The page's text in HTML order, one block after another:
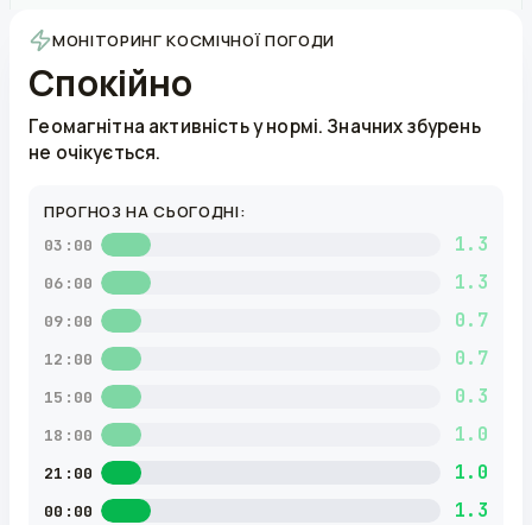
МОНІТОРИНГ КОСМІЧНОЇ ПОГОДИ
Спокійно
Геомагнітна активність у нормі. Значних збурень
не очікується.
ПРОГНОЗ НА СЬОГОДНІ:
03:00 1.3
06:00 1.3
09:00 0.7
12:00 0.7
15:00 0.3
18:00 1.0
21:00 1.0
00:00 1.3